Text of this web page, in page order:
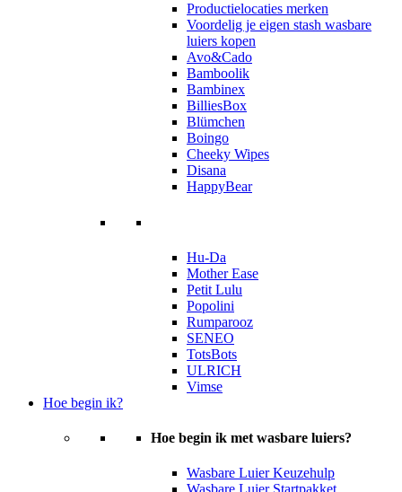
Productielocaties merken
Voordelig je eigen stash wasbare
luiers kopen
Avo&Cado
Bamboolik
Bambinex
BilliesBox
Blümchen
Boingo
Cheeky Wipes
Disana
HappyBear
Hu-Da
Mother Ease
Petit Lulu
Popolini
Rumparooz
SENEO
TotsBots
ULRICH
Vimse
Hoe begin ik?
Hoe begin ik met wasbare luiers?
Wasbare Luier Keuzehulp